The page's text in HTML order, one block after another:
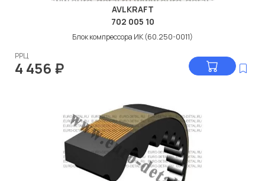
AVLKRAFT
702 005 10
Блок компрессора ИК (60.250-0011)
РРЦ
4 456 ₽